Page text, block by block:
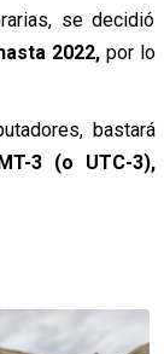
se decidió
2022,por lo
bastará
3 (o UTC-3),